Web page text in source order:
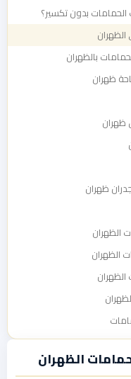
بدون تكسير؟
بالظهران
ظهران
ظهران
ظهران
الظهران
الظهران
الظهران